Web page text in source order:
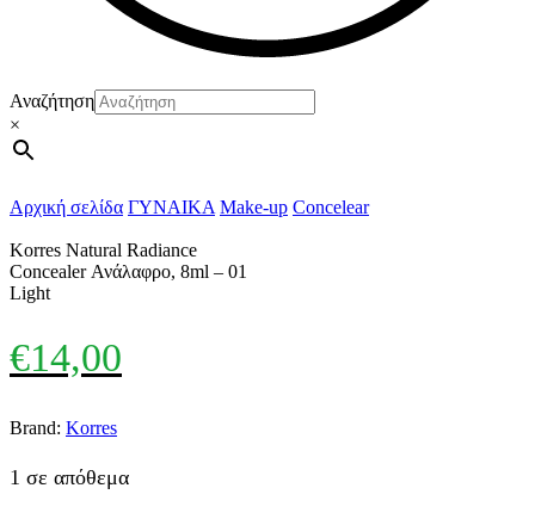
Αναζήτηση
×
Αρχική σελίδα ΓΥΝΑΙΚΑ Make-up Concelear
Korres Natural Radiance
Concealer Ανάλαφρο, 8ml – 01
Light
€14,00
Brand: Korres
1 σε απόθεμα